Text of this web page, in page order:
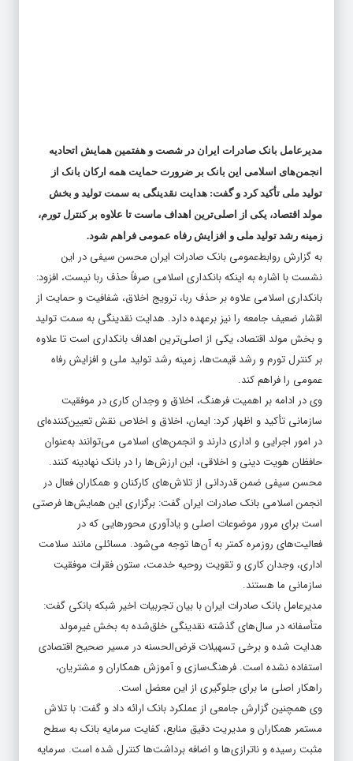
​مدیرعامل بانک صادرات ایران در شصت و هفتمین همایش اتحادیه
انجمن‌های اسلامی این بانک بر ضرورت حمایت همه ارکان بانک از
تولید ملی تأکید کرد و گفت: هدایت نقدینگی به سمت تولید و بخش
مولد اقتصاد، یکی از اصلی‌ترین اهداف ماست تا علاوه بر کنترل تورم،
زمینه رشد تولید ملی و افزایش رفاه عمومی فراهم شود.
به گزارش روابط‌عمومی بانک صادرات ایران محسن سیفی در این
نشست با اشاره به اینکه بانکداری اسلامی صرفاً حذف ربا نیست، افزود:
بانکداری اسلامی علاوه بر حذف ربا، ترویج اخلاق، شفافیت و حمایت از
اقشار ضعیف جامعه را نیز برعهده دارد. هدایت نقدینگی به سمت تولید
و بخش مولد اقتصاد، یکی از اصلی‌ترین اهداف بانکداری است تا علاوه
بر کنترل تورم و رشد قیمت‌ها، زمینه رشد تولید ملی و افزایش رفاه
عمومی را فراهم کند.
وی در ادامه بر اهمیت فرهنگ، اخلاق و وجدان کاری در موفقیت
سازمانی تأکید و اظهار کرد: ایمان، اخلاق و اخلاص نقش تعیین‌کننده‌ای
در امور اجرایی و اداری دارند و انجمن‌های اسلامی می‌توانند به‌عنوان
حافظان هویت دینی و اخلاقی، این ارزش‌ها را در بانک نهادینه کنند.
محسن سیفی ضمن قدردانی از تلاش‌های کارکنان و همکاران فعال در
انجمن اسلامی بانک صادرات ایران گفت: برگزاری این همایش‌ها فرصتی
است برای مرور موضوعات اصلی و یادآوری محورهایی که در
فعالیت‌های روزمره کمتر به آن‌ها توجه می‌شود. مسائلی مانند سلامت
اداری، وجدان کاری و تقویت روحیه خدمت، ستون فقرات موفقیت
سازمانی ما هستند.
مدیرعامل بانک صادرات ایران با بیان تجربیات اخیر شبکه بانکی گفت:
متأسفانه در سال‌های گذشته نقدینگی خلق‌شده به بخش غیرمولد
هدایت شده و برخی تسهیلات قرض‌الحسنه در مسیر صحیح اقتصادی
استفاده نشده است. فرهنگ‌سازی و آموزش همکاران و مشتریان،
راهکار اصلی ما برای جلوگیری از این معضل است.
وی همچنین گزارش جامعی از عملکرد بانک ارائه داد و گفت: با تلاش
مستمر همکاران و مدیریت دقیق منابع، کفایت سرمایه بانک به سطح
مثبت رسیده و ناترازی‌ها و اضافه برداشت‌ها کنترل شده است. سرمایه